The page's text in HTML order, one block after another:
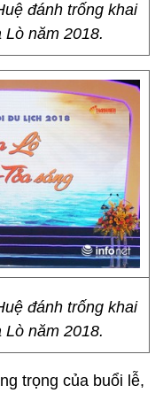
đánh trống khai
năm 2018.
đánh trống khai
năm 2018.
trọng của buổi lễ,